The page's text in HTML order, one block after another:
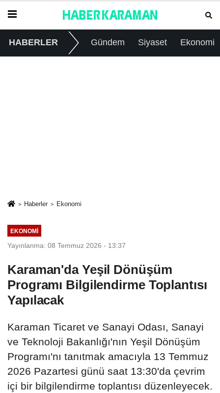
HABERLER Gündem Siyaset Ekonomi
Haberler Ekonomi
EKONOMI
Yayınlanma: 08 Temmuz 2026 - 13:37
Karaman'da Yeşil Dönüşüm
Programı Bilgilendirme Toplantısı
Yapılacak
Karaman Ticaret ve Sanayi Odası, Sanayi
ve Teknoloji Bakanlığı'nın Yeşil Dönüşüm
Programı'nı tanıtmak amacıyla 13 Temmuz
2026 Pazartesi günü saat 13:30'da çevrim
içi bir bilgilendirme toplantısı düzenleyecek.